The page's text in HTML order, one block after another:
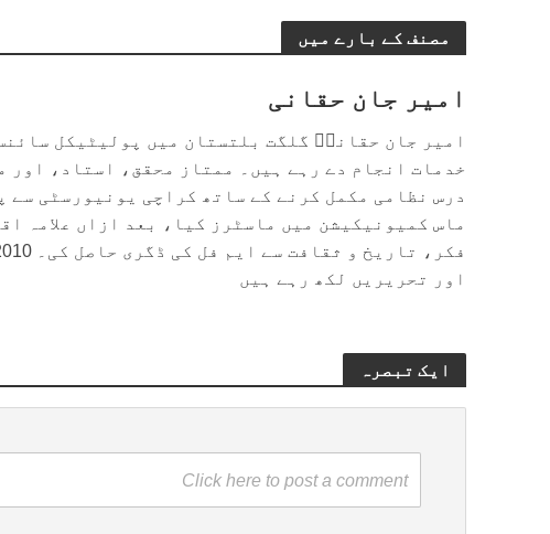
مصنف کے بارے میں
امیر جان حقانی
امیر جان حقانیؔ گلگت بلتستان میں پولیٹیکل
خدمات انجام دے رہے ہیں۔ ممتاز محقق، استاد، اور
درس نظامی مکمل کرنے کے ساتھ کراچی یونیورسٹی سے
ماس کمیونیکیشن میں ماسٹرز کیا، بعد ازاں علامہ
اور تحریریں لکھ رہے ہیں
ایک تبصرہ
Click here to post a comment